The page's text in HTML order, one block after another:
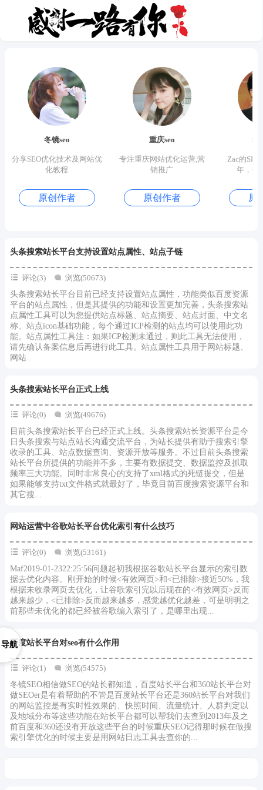
冬镜seo
分享SEO优化技术及网站优
化教程
原创作者
重庆seo
专注重庆网站优化运营,营
销推广
原创作者
Zac的
年，优
原
头条搜索站长平台支持设置站点属性、站点子链
评论(3)
浏览(50673)
头条搜索站长平台目前已经支持设置站点属性，功能类似百度资源
平台的站点属性，但是其提供的功能和设置更加完善，头条搜索站
点属性工具可以为您提供站点标题、站点摘要、站点封面、中文名
称、站点icon基础功能，每个通过ICP检测的站点均可以使用此功
能。站点属性工具注：如果ICP检测未通过，则此工具无法使用，
请先确认备案信息后再进行此工具。站点属性工具用于网站标题、
网站...
头条搜索站长平台正式上线
评论(0)
浏览(49676)
目前头条搜索站长平台已经正式上线。头条搜索站长资源平台是今
日头条搜索与站点站长沟通交流平台，为站长提供有助于搜索引擎
收录的工具、站点数据查询、资源开放等服务。不过目前头条搜索
站长平台所提供的功能并不多，主要有数据提交、数据监控及抓取
频率三大功能。同时非常良心的支持了xml格式的死链提交，但是
如果能够支持txt文件格式就最好了，毕竟目前百度搜索资源平台和
其它搜...
网站运营中谷歌站长平台优化索引有什么技巧
评论(0)
浏览(53161)
Maf2019-01-2322:25:56问题起初我根据谷歌站长平台显示的索引数
据去优化内容。刚开始的时候<有效网页>和<已排除>接近50%，我
根据未收录网页去优化，让谷歌索引完以后现在的<有效网页>反而
越来越少，<已排除>反而越来越多，感觉越优化越差，可是明明之
前那些未优化的都已经被谷歌编入索引了，是哪里出现...
百度站长平台对seo有什么作用
评论(1)
浏览(54575)
冬镜SEO相信做SEO的站长都知道，百度站长平台和360站长平台对
做SEOer是有着帮助的不管是百度站长平台还是360站长平台对我们
的网站监控是有实时性效果的、快照时间、流量统计、人群判定以
及地域分布等这些功能在站长平台都可以帮我们去查到2013年及之
前百度和360还没有开放这些平台的时候重庆SEO记得那时候在做搜
索引擎优化的时候主要是用网站日志工具去查你的...
航